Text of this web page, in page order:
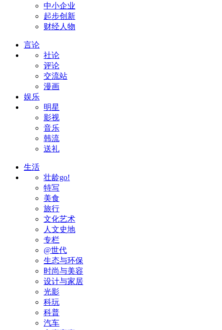
中小企业
起步创新
财经人物
言论
社论
评论
交流站
漫画
娱乐
明星
影视
音乐
韩流
送礼
生活
壮龄go!
特写
美食
旅行
文化艺术
人文史地
专栏
@世代
生态与环保
时尚与美容
设计与家居
光影
科玩
科普
汽车